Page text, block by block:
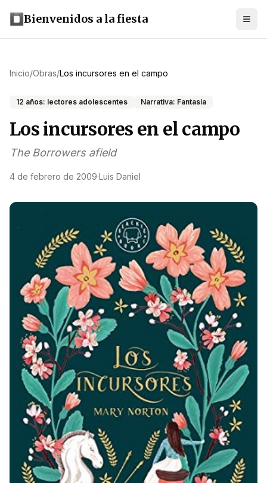
Bienvenidos a la fiesta
Inicio/Obras/Los incursores en el campo
12 años: lectores adolescentes Narrativa: Fantasía
Los incursores en el campo
The Borrowers afield
4 de febrero de 2009·Luis Daniel